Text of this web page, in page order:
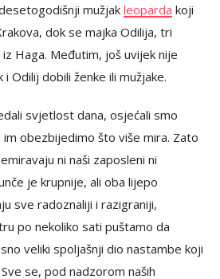
mužjak leoparda koji
dok se majka Odilija, tri
Haga. Međutim, još uvijek nije
Odilij dobili ženke ili mužjake.
svjetlost dana, osjećali smo
obezbijedimo što više mira. Zato
ni naši zaposleni ni
je krupnije, ali oba lijepo
sve radoznaliji i razigraniji,
po nekoliko sati puštamo da
veliki spoljašnji dio nastambe koji
se, pod nadzorom naših